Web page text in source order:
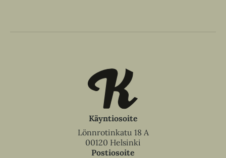
Käyntiosoite
Lönnrotinkatu 18 A
00120 Helsinki
Postiosoite